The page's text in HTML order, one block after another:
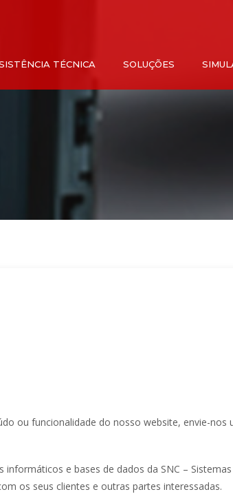
TÉCNICA SOLUÇÕES
ou funcionalidade do nosso website, envie-nos
e bases de dados da SNC –
os seus clientes e outras partes interessadas.